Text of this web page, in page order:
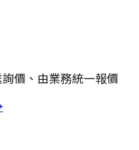
價、由業務統一報價